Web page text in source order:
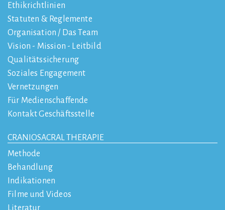
Ethikrichtlinien
Statuten & Reglemente
Organisation / Das Team
Vision - Mission - Leitbild
Qualitätssicherung
Soziales Engagement
Vernetzungen
Für Medienschaffende
Kontakt Geschäftsstelle
CRANIOSACRAL THERAPIE
Methode
Behandlung
Indikationen
Filme und Videos
Literatur